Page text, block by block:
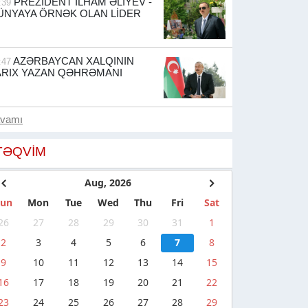
ÖRNƏK OLAN LİDER
AZƏRBAYCAN XALQININ
YAZAN QƏHRƏMANI
Aug, 2026
Mon Tue Wed Thu Fri
Sat
27 28 29 30 31
1
2
3 4 5 6 7
8
9
10 11 12 13 14
15
17 18 19 20 21
22
24 25 26 27 28 29